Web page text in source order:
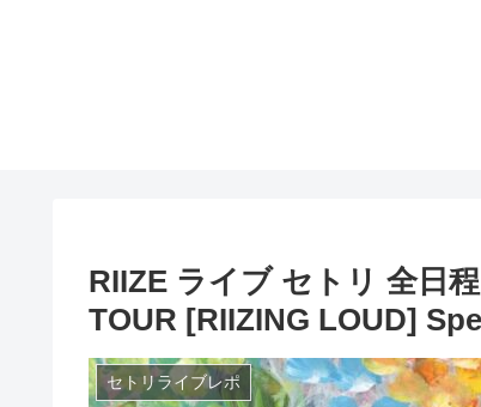
RIIZE ライブ セトリ 全日
TOUR [RIIZING LOUD]
セトリライブレポ